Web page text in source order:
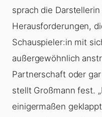
sprach die
Herausforderungen,
Schauspieler:in mit
außergewöhnlich
Partnerschaft oder
stellt Großmann fest.
einigermaßen